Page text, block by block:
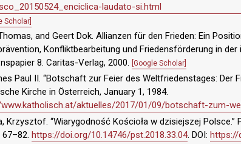
laudato-si.html
Scholar]
and Geert Dok. Allianzen für den Frieden: Ein
Konfliktbearbeitung und Friedensförderung in
8. Caritas-Verlag, 2000. [Google Scholar]
Paul II. “Botschaft zur Feier des Weltfriedenstages: Der
Kirche in Österreich, January 1, 1984.
aktuelles/2017/01/09/botschaft-zum-
Krzysztof. “Wiarygodność Kościoła w dzisiejszej Polsce.”
67–82. https://doi.org/10.14746/pst.2018.33.04. DOI: https://